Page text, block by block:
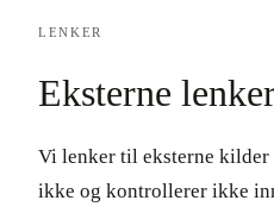
LENKER
Eksterne
Vi lenker til eksterne kilder
ikke og kontrollerer ikke